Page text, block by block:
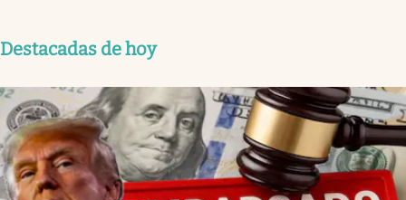
Destacadas de hoy